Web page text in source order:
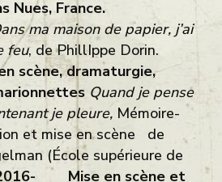
Nues, France.
ma maison de papier, j’ai
feu, de PhillIppe Dorin.
scène, dramaturgie,
Quand je pense
je pleure, Mémoire-
et mise en scène de
(École supérieure de
Mise en scène et